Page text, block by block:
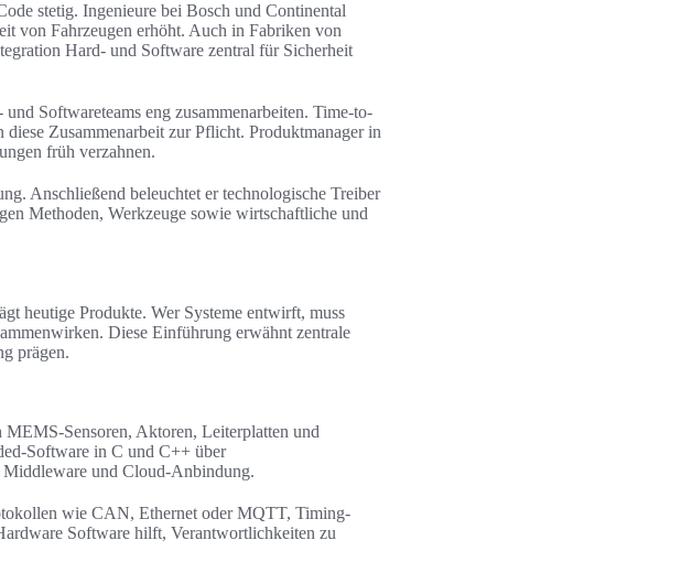
stetig. Ingenieure bei Bosch und Continental
von Fahrzeugen erhöht. Auch in Fabriken von
Hard- und Software zentral für Sicherheit
Softwareteams eng zusammenarbeiten. Time-to-
Zusammenarbeit zur Pflicht. Produktmanager in
früh verzahnen.
Anschließend beleuchtet er technologische Treiber
Methoden, Werkzeuge sowie wirtschaftliche und
heutige Produkte. Wer Systeme entwirft, muss
Diese Einführung erwähnt zentrale
prägen.
Sensoren, Aktoren, Leiterplatten und
Software in C und C++ über
und Cloud-Anbindung.
wie CAN, Ethernet oder MQTT, Timing-
Software hilft, Verantwortlichkeiten zu